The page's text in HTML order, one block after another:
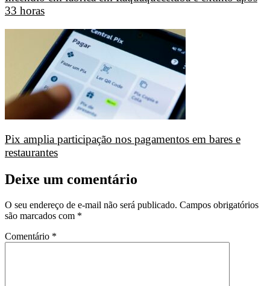
33 horas
Pix amplia participação nos pagamentos em bares e
restaurantes
Deixe um comentário
O seu endereço de e-mail não será publicado. Campos obrigatórios
são marcados com *
Comentário *